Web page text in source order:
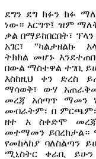
ደግን ደግ ክፉን ክፉ
ነው። እርግጥ፤ ዝም
ቃል በማይከበርበት፣
አገር፣ “ካልታዘልኩ
ትክክል መሆኑ
በውል ማስተዋል ተገቢ
እስከዚህ ቀን ድረስ
ማሳወቅ፣ ውሃ
መረጃ አሰጣጥ ማመን
መብራትም፣ በ
ዘተ አ ስቀድሞ መረጃ
መተማመን ይበረክታል።
የመከላከያ ባለስልጣን
ሚኒስትር ቀራቢ